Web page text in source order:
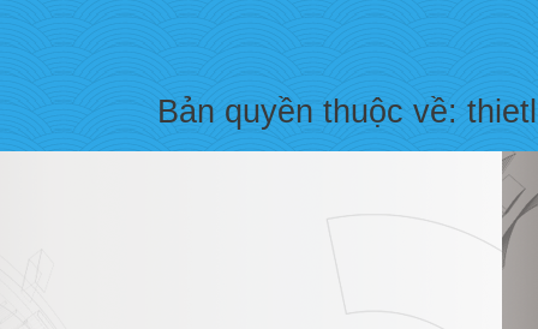
Bản quyền thuộc về: